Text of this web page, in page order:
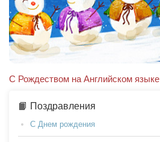
С Рождеством на Английском языке
📙 Поздравления
С Днем рождения